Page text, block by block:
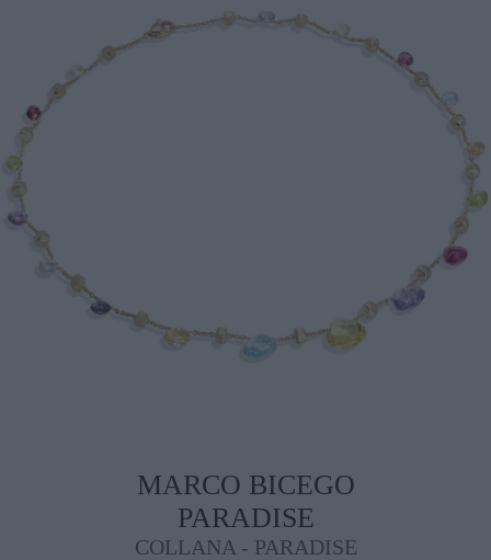
MARCO BICEGO
PARADISE
COLLANA - PARADISE